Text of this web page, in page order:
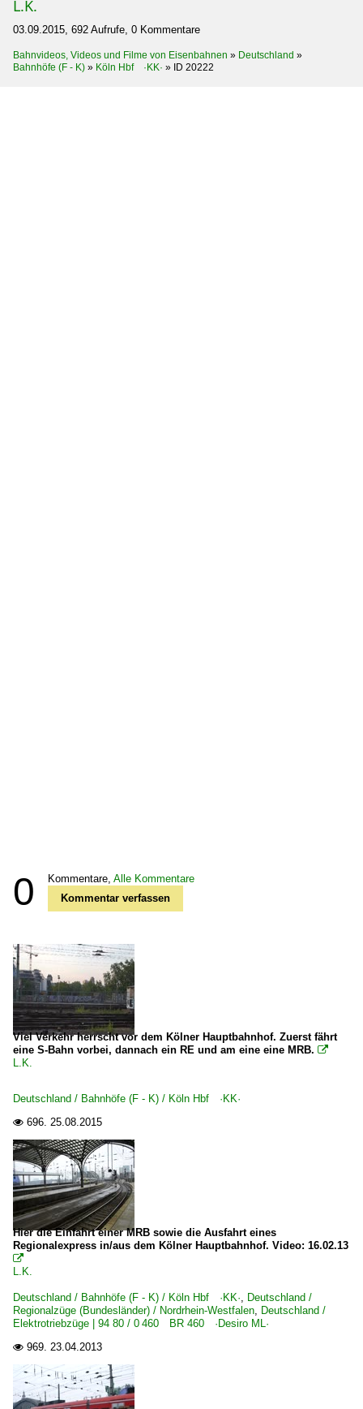
L.K.
03.09.2015, 692 Aufrufe, 0 Kommentare
Bahnvideos, Videos und Filme von Eisenbahnen » Deutschland »
Bahnhöfe (F - K) » Köln Hbf ·KK· » ID 20222
0 Kommentare, Alle Kommentare
Kommentar verfassen
Viel Verkehr herrscht vor dem Kölner Hauptbahnhof. Zuerst fährt
eine S-Bahn vorbei, dannach ein RE und am eine eine MRB. 
L.K.
Deutschland / Bahnhöfe (F - K) / Köln Hbf ·KK·
 696. 25.08.2015
Hier die Einfahrt einer MRB sowie die Ausfahrt eines
Regionalexpress in/aus dem Kölner Hauptbahnhof. Video: 16.02.13

L.K.
Deutschland / Bahnhöfe (F - K) / Köln Hbf ·KK·, Deutschland /
Regionalzüge (Bundesländer) / Nordrhein-Westfalen, Deutschland /
Elektrotriebzüge | 94 80 / 0 460 BR 460 ·Desiro ML·
 969. 23.04.2013